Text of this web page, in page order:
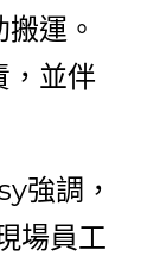
運。
，並伴
強調，
場員工